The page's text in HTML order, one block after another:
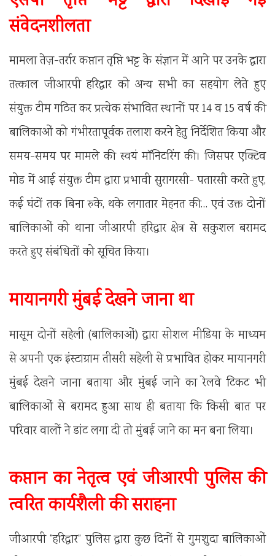
संवेदनशीलता
मामला तेज़-तर्रार कप्तान तृप्ति भट्ट के संज्ञान में आने पर उनके द्वारा
तत्काल जीआरपी हरिद्वार को अन्य सभी का सहयोग लेते हुए
संयुक्त टीम गठित कर प्रत्येक संभावित स्थानों पर 14 व 15 वर्ष की
बालिकाओं को गंभीरतापूर्वक तलाश करने हेतु निर्देशित किया और
समय-समय पर मामले की स्वयं मॉनिटरिंग की। जिसपर एक्टिव
मोड में आई संयुक्त टीम द्वारा प्रभावी सुरागरसी- पतारसी करते हुए,
कई घंटों तक बिना रुके, थके लगातार मेहनत की… एवं उक्त दोनों
बालिकाओं को थाना जीआरपी हरिद्वार क्षेत्र से सकुशल बरामद
करते हुए संबंधितों को सूचित किया।
मायानगरी मुंबई देखने जाना था
मासूम दोनों सहेली (बालिकाओं) द्वारा सोशल मीडिया के माध्यम
से अपनी एक इंस्टाग्राम तीसरी सहेली से प्रभावित होकर मायानगरी
मुंबई देखने जाना बताया और मुंबई जाने का रेलवे टिकट भी
बालिकाओं से बरामद हुआ साथ ही बताया कि किसी बात पर
परिवार वालों ने डांट लगा दी तो मुंबई जाने का मन बना लिया।
कप्तान का नेतृत्व एवं जीआरपी पुलिस की
त्वरित कार्यशैली की सराहना
जीआरपी “हरिद्वार” पुलिस द्वारा कुछ दिनों से गुमशुदा बालिकाओं